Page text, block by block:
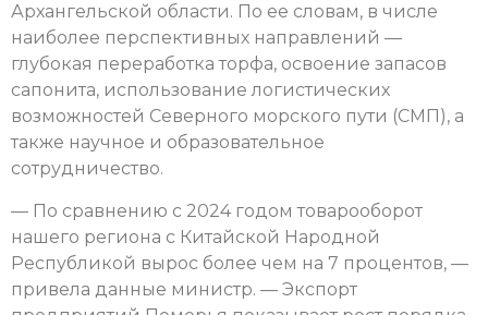
Архангельской области. По ее словам, в числе
наиболее перспективных направлений —
глубокая переработка торфа, освоение запасов
сапонита, использование логистических
возможностей Северного морского пути (СМП), а
также научное и образовательное
сотрудничество.
— По сравнению с 2024 годом товарооборот
нашего региона с Китайской Народной
Республикой вырос более чем на 7 процентов, —
привела данные министр. — Экспорт